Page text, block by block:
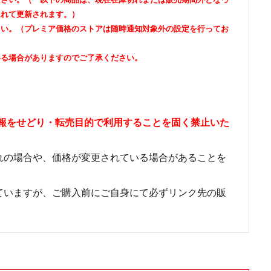
て更新されます。）
。（プレミア価格のストアは随時通知対象外の設定を行ってお
合がありますのでご了承ください。
せどり・転売目的で利用することを固く禁止いた
場合や、価格が変更されている場合があることを
ますが、ご購入前にご自身にて必ずリンク先の販